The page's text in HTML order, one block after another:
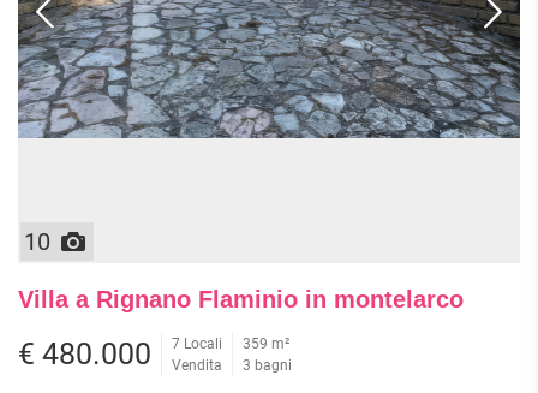
10
Villa a Rignano Flaminio in montelarco
€ 480.000
7 Locali
Vendita
359 m²
3 bagni